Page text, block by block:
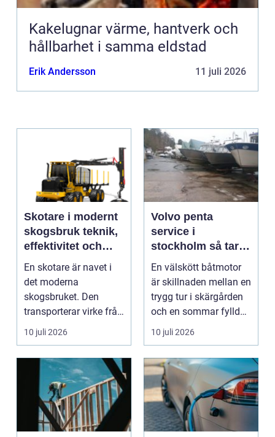
Kakelugnar värme, hantverk och
hållbarhet i samma eldstad
Erik Andersson 11 juli 2026
Skotare i modernt
skogsbruk teknik,
effektivitet och
hållbarhet
En skotare är navet i
det moderna
skogsbruket. Den
transporterar virke från
avverkningsplatsen till
10 juli 2026
Volvo penta
service i
stockholm så tar
du hand om din
båtmotor på rätt
sätt
En välskött båtmotor
är skillnaden mellan en
trygg tur i skärgården
och en sommar fylld
av ofrivilli...
10 juli 2026